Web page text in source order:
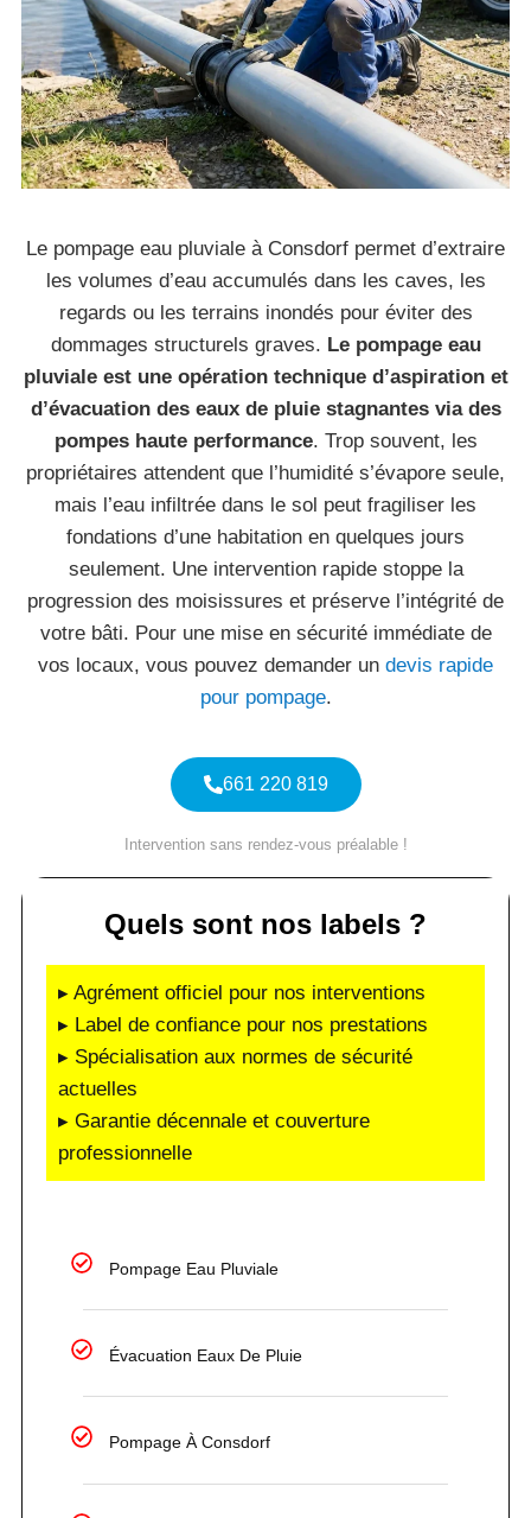
Le pompage eau pluviale à Consdorf permet d’extraire
les volumes d’eau accumulés dans les caves, les
regards ou les terrains inondés pour éviter des
dommages structurels graves. Le pompage eau
pluviale est une opération technique d’aspiration et
d’évacuation des eaux de pluie stagnantes via des
pompes haute performance. Trop souvent, les
propriétaires attendent que l’humidité s’évapore seule,
mais l’eau infiltrée dans le sol peut fragiliser les
fondations d’une habitation en quelques jours
seulement. Une intervention rapide stoppe la
progression des moisissures et préserve l’intégrité de
votre bâti. Pour une mise en sécurité immédiate de
vos locaux, vous pouvez demander un devis rapide
pour pompage.
661 220 819
Intervention sans rendez-vous préalable !
Quels sont nos labels ?
▸ Agrément officiel pour nos interventions
▸ Label de confiance pour nos prestations
▸ Spécialisation aux normes de sécurité
actuelles
▸ Garantie décennale et couverture
professionnelle
Pompage Eau Pluviale
Évacuation Eaux De Pluie
Pompage À Consdorf